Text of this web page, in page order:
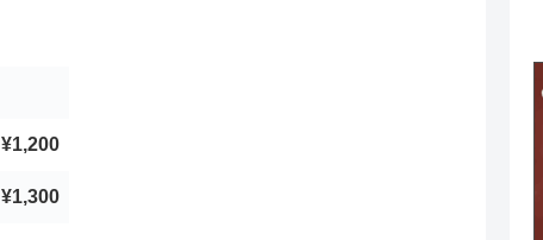
¥1,200
¥1,300